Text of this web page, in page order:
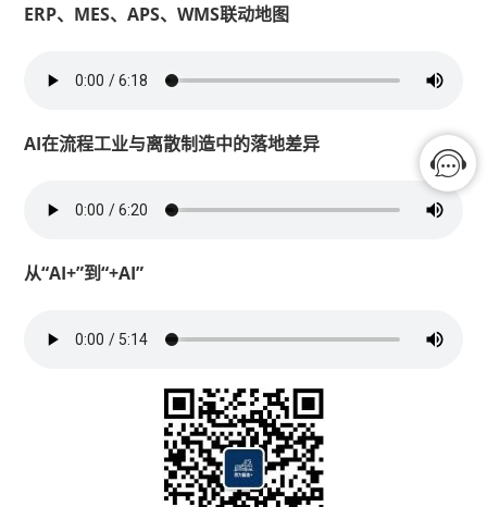
ERP、MES、APS、WMS联动地图
AI在流程工业与离散制造中的落地差异
从“AI+”到“+AI”